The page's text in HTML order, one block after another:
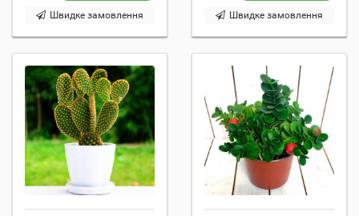
Швидке замовлення Швидке замовлення